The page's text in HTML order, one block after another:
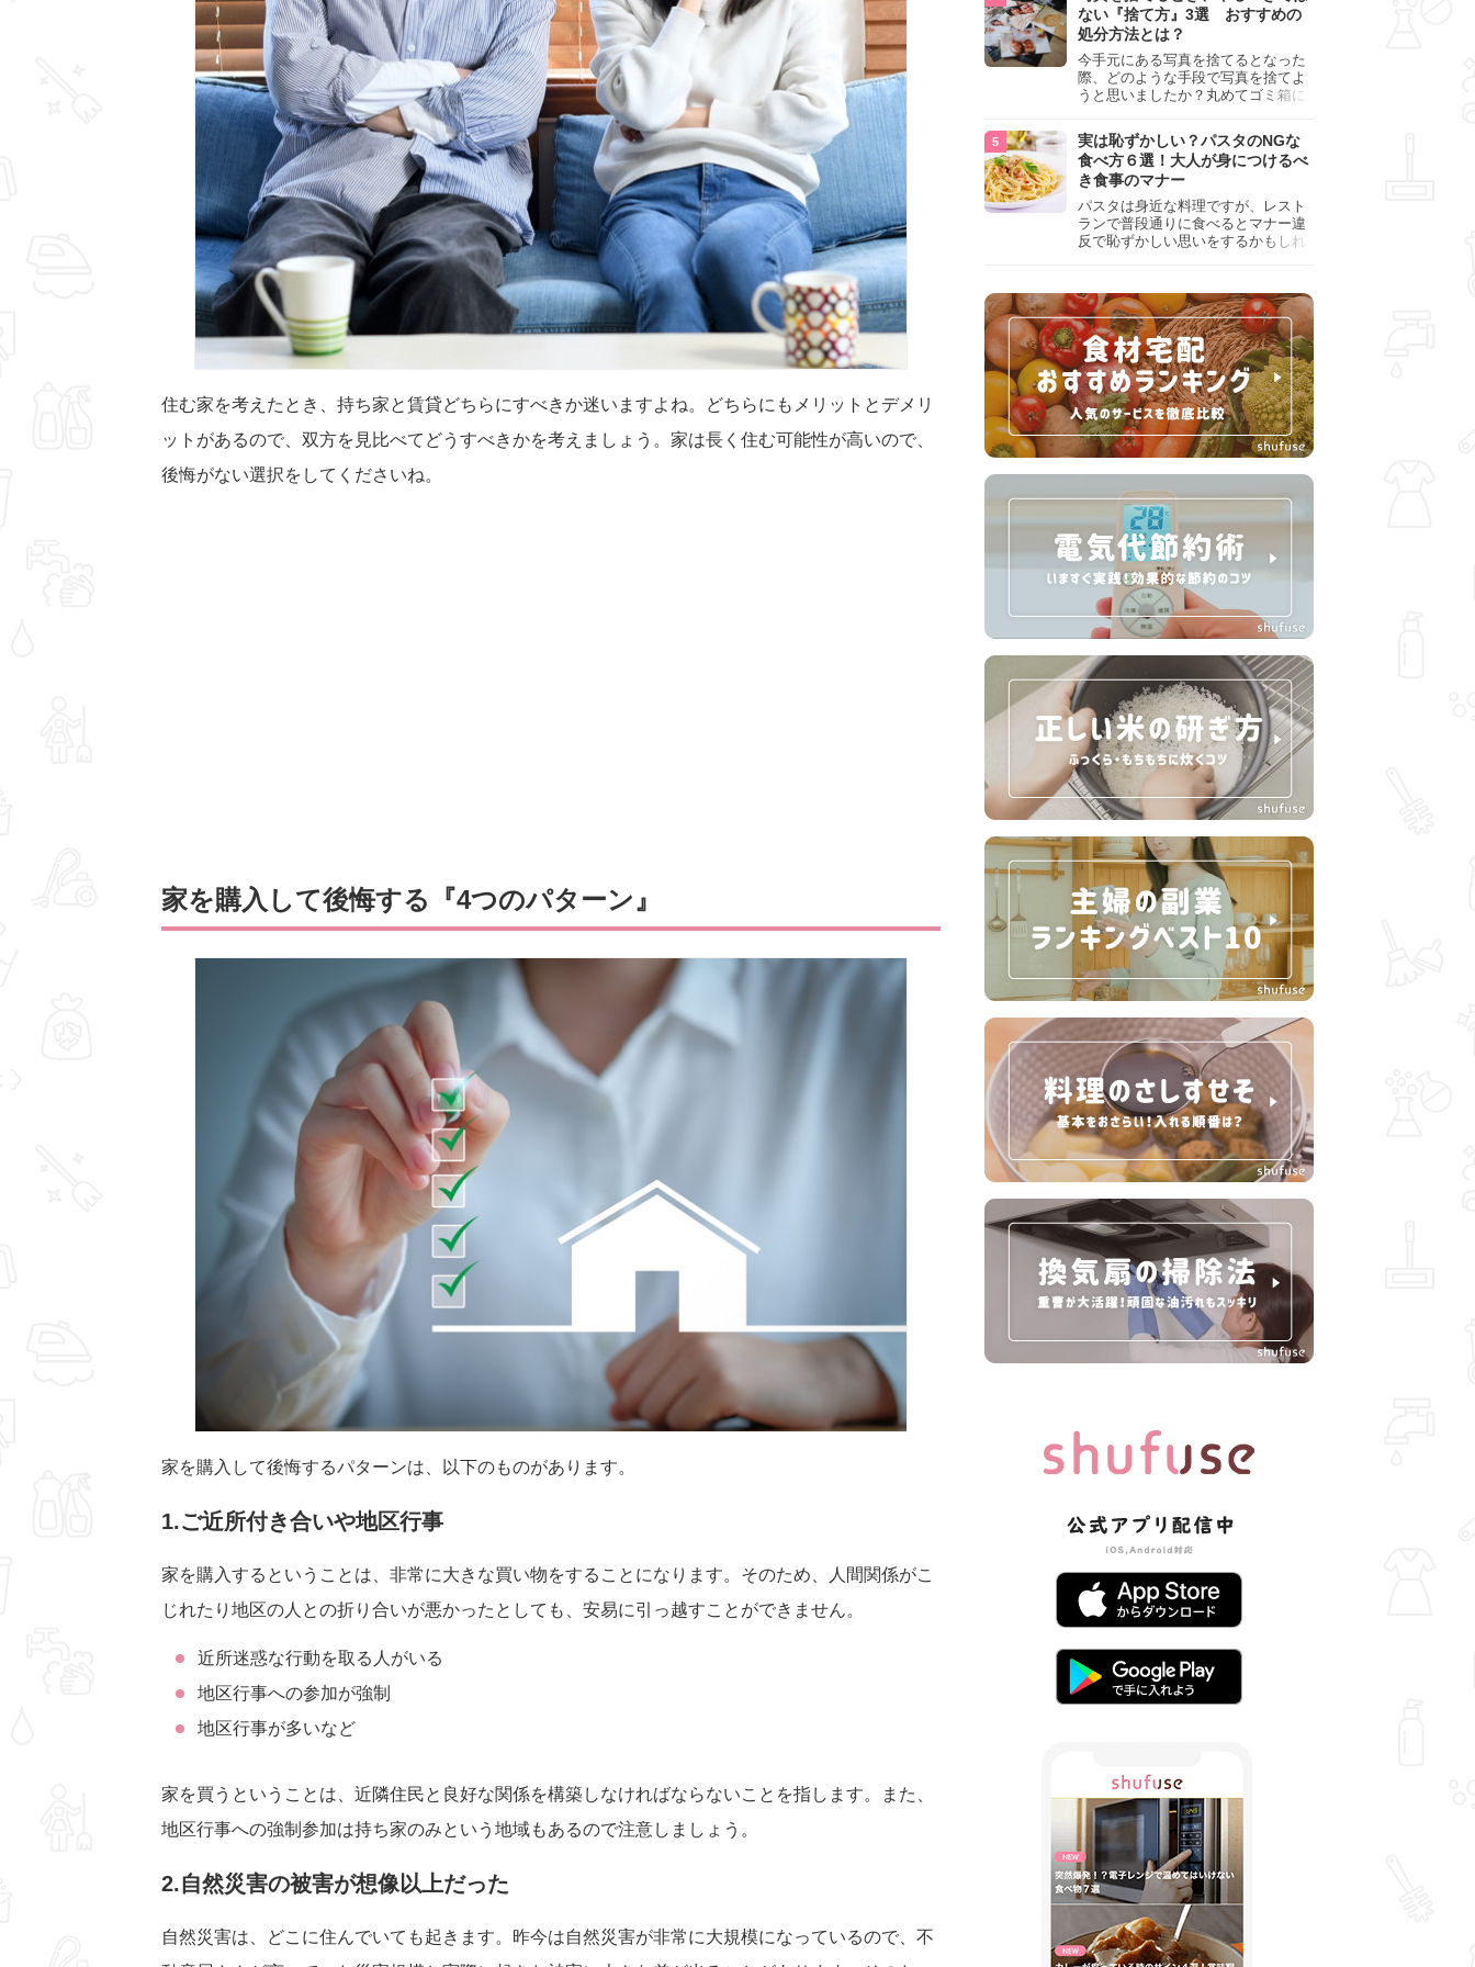
住む家を考えたとき、持ち家と賃貸どちらにすべきか迷いますよね。どちらにもメリットとデメリ
ットがあるので、双方を見比べてどうすべきかを考えましょう。家は長く住む可能性が高いので、
後悔がない選択をしてくださいね。
家を購入して後悔する『4つのパターン』
家を購入して後悔するパターンは、以下のものがあります。
1.ご近所付き合いや地区行事
家を購入するということは、非常に大きな買い物をすることになります。そのため、人間関係がこ
じれたり地区の人との折り合いが悪かったとしても、安易に引っ越すことができません。
近所迷惑な行動を取る人がいる
地区行事への参加が強制
地区行事が多いなど
家を買うということは、近隣住民と良好な関係を構築しなければならないことを指します。また、
地区行事への強制参加は持ち家のみという地域もあるので注意しましょう。
2.自然災害の被害が想像以上だった
自然災害は、どこに住んでいても起きます。昨今は自然災害が非常に大規模になっているので、不
ない『捨て方』3選 おすすめの
処分方法とは？
今手元にある写真を捨てるとなった
際、どのような手段で写真を捨てよ
うと思いましたか？丸めてゴミ箱に
真は個人情報が詰まっているので、
ただ丸めただけの状態で捨ててしま
うのは危険です。写真にすべきでは
ない捨て方をまとめているので、ぜ
ひチェックしておきましょう。
実は恥ずかしい？パスタのNGな
食べ方６選！大人が身につけるべ
き食事のマナー
パスタは身近な料理ですが、レスト
ランで普段通りに食べるとマナー違
反で恥ずかしい思いをするかもしれ
して、正しい食べ方を確認しましょ
う。大人の嗜みとして知っておきた
い新常識を解説します。